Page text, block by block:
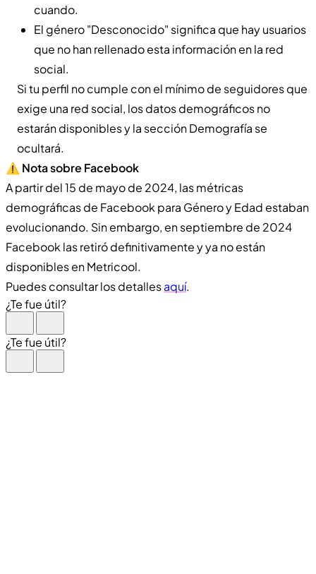
cuando.
El género "Desconocido" significa que hay usuarios
que no han rellenado esta información en la red
social.
Si tu perfil no cumple con el mínimo de seguidores que
exige una red social, los datos demográficos no
estarán disponibles y la sección Demografía se
ocultará.
⚠️ Nota sobre Facebook
A partir del 15 de mayo de 2024, las métricas
demográficas de Facebook para Género y Edad estaban
evolucionando. Sin embargo, en septiembre de 2024
Facebook las retiró definitivamente y ya no están
disponibles en Metricool.
Puedes consultar los detallesaquí.
¿Te fue útil?
¿Te fue útil?